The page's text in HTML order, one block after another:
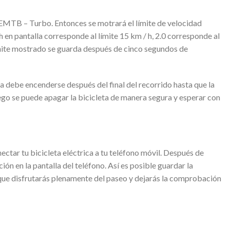
– Turbo. Entonces se motrará el límite de velocidad
pantalla corresponde al límite 15 km / h, 2.0 corresponde al
mostrado se guarda después de cinco segundos de
encenderse después del final del recorrido hasta que la
se puede apagar la bicicleta de manera segura y esperar con
tu bicicleta eléctrica a tu teléfono móvil. Después de
en la pantalla del teléfono. Así es posible guardar la
disfrutarás plenamente del paseo y dejarás la comprobación